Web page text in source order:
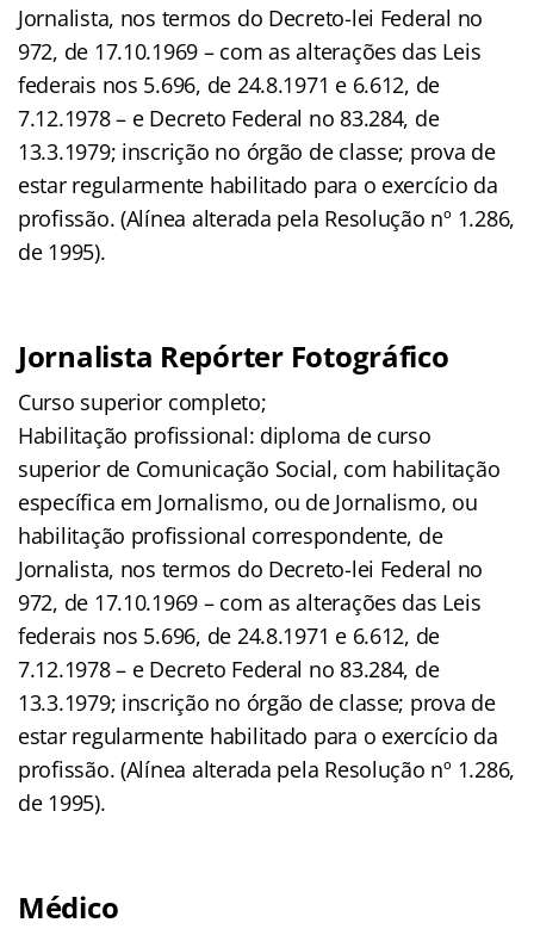
Jornalista, nos termos do Decreto-lei Federal no
972, de 17.10.1969 – com as alterações das Leis
federais nos 5.696, de 24.8.1971 e 6.612, de
7.12.1978 – e Decreto Federal no 83.284, de
13.3.1979; inscrição no órgão de classe; prova de
estar regularmente habilitado para o exercício da
profissão. (Alínea alterada pela Resolução nº 1.286,
de 1995).
Jornalista Repórter Fotográfico
Curso superior completo;
Habilitação profissional: diploma de curso
superior de Comunicação Social, com habilitação
específica em Jornalismo, ou de Jornalismo, ou
habilitação profissional correspondente, de
Jornalista, nos termos do Decreto-lei Federal no
972, de 17.10.1969 – com as alterações das Leis
federais nos 5.696, de 24.8.1971 e 6.612, de
7.12.1978 – e Decreto Federal no 83.284, de
13.3.1979; inscrição no órgão de classe; prova de
estar regularmente habilitado para o exercício da
profissão. (Alínea alterada pela Resolução nº 1.286,
de 1995).
Médico